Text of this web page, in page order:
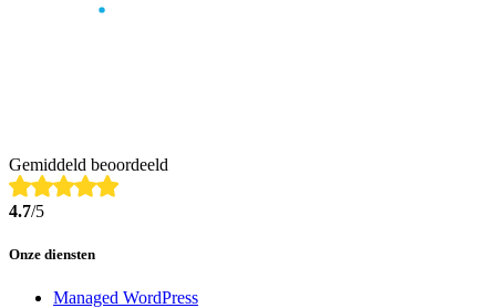
Gemiddeld beoordeeld
4.7/5
Onze diensten
Managed WordPress